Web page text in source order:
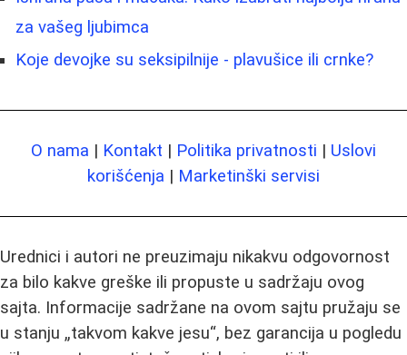
za vašeg ljubimca
Koje devojke su seksipilnije - plavušice ili crnke?
O nama | Kontakt | Politika privatnosti | Uslovi
korišćenja | Marketinški servisi
Urednici i autori ne preuzimaju nikakvu odgovornost
za bilo kakve greške ili propuste u sadržaju ovog
sajta. Informacije sadržane na ovom sajtu pružaju se
u stanju „takvom kakve jesu“, bez garancija u pogledu